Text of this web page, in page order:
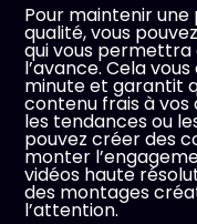
Pour maintenir
qualité, vous
qui vous permettra
l’avance. Cela
minute et garantit
contenu frais à vos
les tendances ou
pouvez créer des
monter
vidéos haute
des montages
l’attention.